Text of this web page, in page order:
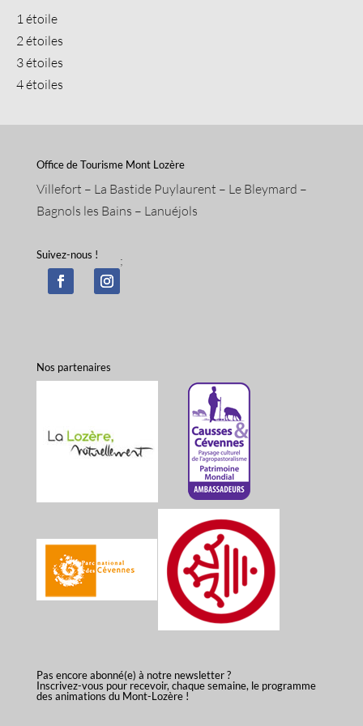
1 étoile
2 étoiles
3 étoiles
4 étoiles
Office de Tourisme Mont Lozère
Villefort – La Bastide Puylaurent – Le Bleymard –
Bagnols les Bains – Lanuéjols
Suivez-nous ! ;
Nos partenaires
Pas encore abonné(e) à notre newsletter ?
Inscrivez-vous pour recevoir, chaque semaine, le programme
des animations du Mont-Lozère !